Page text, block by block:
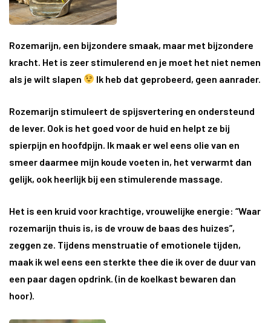
Rozemarijn, een bijzondere smaak, maar met bijzondere
kracht. Het is zeer stimulerend en je moet het niet nemen
als je wilt slapen
Ik heb dat geprobeerd, geen aanrader.
Rozemarijn stimuleert de spijsvertering en ondersteund
de lever. Ook is het goed voor de huid en helpt ze bij
spierpijn en hoofdpijn. Ik maak er wel eens olie van en
smeer daarmee mijn koude voeten in, het verwarmt dan
gelijk, ook heerlijk bij een stimulerende massage.
Het is een kruid voor krachtige, vrouwelijke energie: “Waar
rozemarijn thuis is, is de vrouw de baas des huizes”,
zeggen ze. Tijdens menstruatie of emotionele tijden,
maak ik wel eens een sterkte thee die ik over de duur van
een paar dagen opdrink. (in de koelkast bewaren dan
hoor).